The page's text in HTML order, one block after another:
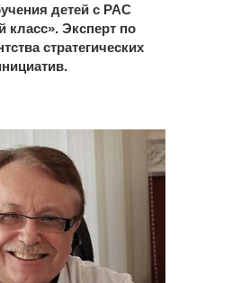
детей с РАС
класс». Эксперт по
стратегических